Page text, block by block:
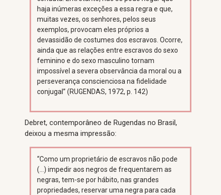
haja inúmeras exceções a essa regra e que,
muitas vezes, os senhores, pelos seus
exemplos, provocam eles próprios a
devassidão de costumes dos escravos. Ocorre,
ainda que as relações entre escravos do sexo
feminino e do sexo masculino tornam
impossível a severa observância da moral ou a
perseverança conscienciosa na fidelidade
conjugal” (RUGENDAS, 1972, p. 142)
Debret, contemporâneo de Rugendas no Brasil,
deixou a mesma impressão:
“Como um proprietário de escravos não pode
(…) impedir aos negros de frequentarem as
negras, tem-se por hábito, nas grandes
propriedades, reservar uma negra para cada